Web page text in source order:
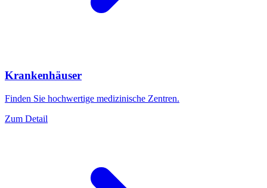
Krankenhäuser
Finden Sie hochwertige medizinische Zentren.
Zum Detail